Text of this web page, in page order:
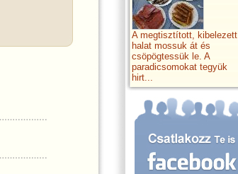
A megtisztított, kibelezett
halat mossuk át és
csöpögtessük le. A
paradicsomokat tegyük
hirt...